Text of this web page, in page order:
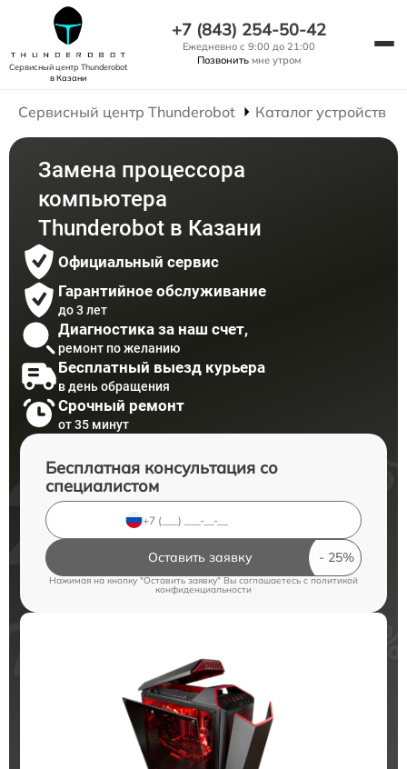
Сервисный центр Thunderobot
в Казани
+7 (843) 254-50-42
Ежедневно с 9:00 до 21:00
Позвонить мне утром
Сервисный центр Thunderobot Каталог устройств
Замена процессора
компьютера
Thunderobot в Казани
Официальный сервис
Гарантийное обслуживание
до 3 лет
Диагностика за наш счет,
ремонт по желанию
Бесплатный выезд курьера
в день обращения
Срочный ремонт
от 35 минут
Бесплатная консультация со
специалистом
Оставить заявку
Нажимая на кнопку "Оставить заявку" Вы соглашаетесь cполитикой
конфиденциальности